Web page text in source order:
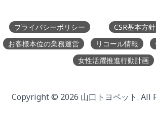
プライバシーポリシー CSR基本方針
お客様本位の業務運営
リコール情報
女性活躍推進行動計画
Copyright © 2026 山口トヨペット. All